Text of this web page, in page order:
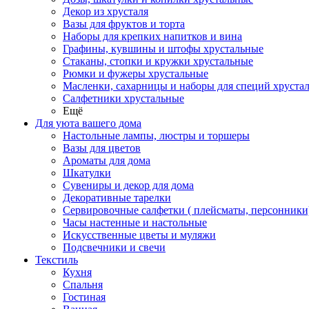
Декор из хрусталя
Вазы для фруктов и торта
Наборы для крепких напитков и вина
Графины, кувшины и штофы хрустальные
Стаканы, стопки и кружки хрустальные
Рюмки и фужеры хрустальные
Масленки, сахарницы и наборы для специй
Салфетники хрустальные
Ещё
Для уюта вашего дома
Настольные лампы, люстры и торшеры
Вазы для цветов
Ароматы для дома
Шкатулки
Сувениры и декор для дома
Декоративные тарелки
Сервировочные салфетки ( плейсматы,
Часы настенные и настольные
Искусственные цветы и муляжи
Подсвечники и свечи
Текстиль
Кухня
Спальня
Гостиная